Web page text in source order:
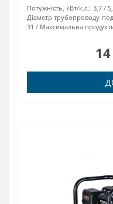
Потужність, кВт/к.с.: 3,7 /
Діаметр трубопроводу
31
Максимальна